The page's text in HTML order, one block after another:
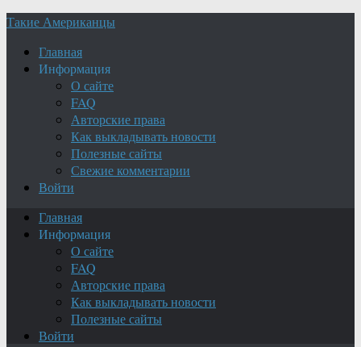
Такие Американцы
Главная
Информация
О сайте
FAQ
Авторские права
Как выкладывать новости
Полезные сайты
Свежие комментарии
Войти
Главная
Информация
О сайте
FAQ
Авторские права
Как выкладывать новости
Полезные сайты
Войти